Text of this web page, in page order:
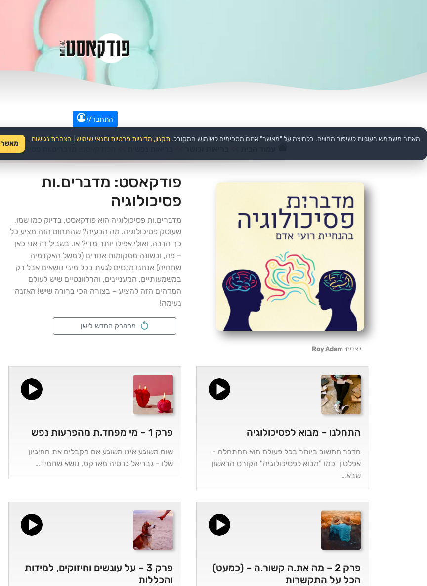
התחבר/י
מדברים.ות פסיכולוגיה
יוצרים: Roy Adam
פודקאסט: מדברים.ות
פסיכולוגיה
מדברים.ות פסיכולוגיה הוא פודקאסט, בדיוק כמו שמו,
שעוסק פסיכולוגיה. מה הבעיה? שהתחום הזה מציע כל
כך הרבה, ואולי אפילו יותר מדי? או. בשביל זה אני כאן
– פה, ובשונה ממקומות אחרים (למשל האקדמיה
שתחיה) אנחנו מנסים לגעת בכל מיני נושאים אבל רק
במשמעותיים, המעניינים, והרלוונטיים שיש לעולם
המדהים הזה להציע – בצורה הכי ברורה שיש! האזנה
נעימה!
מהפרק החדש לישן
התחלנו – מבוא לפסיכולוגיה
הדבר החשוב ביותר בכל פעולה הוא ההתחלה -
אפלטון כמו "מבוא לפסיכולוגיה" הקורס הראשון
שבא…
פרק 1 – מי מפחד.ת מהפרעות נפש
שום משוגע אינו משוגע אם מקבלים את ההיגיון
שלו - גבריאל גרסיה מארקס. נושא שתמיד…
פרק 2 – מה את.ה קשור.ה – (כמעט)
הכל על התקשרות
פרק 3 – על עונשים וחיזוקים, למידות
והכללות
האתר משתמש בעוגיות לשיפור החוויה. בלחיצה על "מאשר" אתם מסכימים לשימוש המקובל. תקנון, מדיניות פרטיות ותנאי שימוש הצהרת נגישות
מאשר